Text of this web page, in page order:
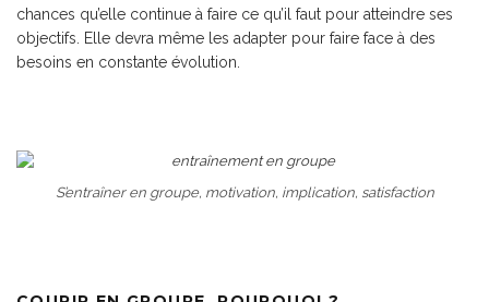
chances qu’elle continue à faire ce qu’il faut pour atteindre ses
objectifs. Elle devra même les adapter pour faire face à des
besoins en constante évolution.
S’entraîner en groupe, motivation, implication, satisfaction